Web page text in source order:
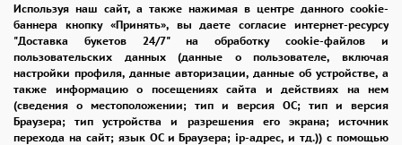
Используя наш сайт, а также нажимая в центре данного cookie-
баннера кнопку «Принять», вы даете согласие интернет-ресурсу
"Доставка букетов 24/7" на обработку cookie-файлов и
пользовательских данных (данные о пользователе, включая
настройки профиля, данные авторизации, данные об устройстве, а
также информацию о посещениях сайта и действиях на нем
(сведения о местоположении; тип и версия ОС; тип и версия
Браузера; тип устройства и разрешения его экрана; источник
перехода на сайт; язык ОС и Браузера; ip-адрес, и тд.)) с помощью
на практике.
Каждый цветок в упаковке - это проявление
вашей заботы и внимания.
Он станет ярким акцентом в интерьере и
КОНТАКТЫ
8 965 242-37-47
ЗАКАЗАТЬ ЗВОНОК